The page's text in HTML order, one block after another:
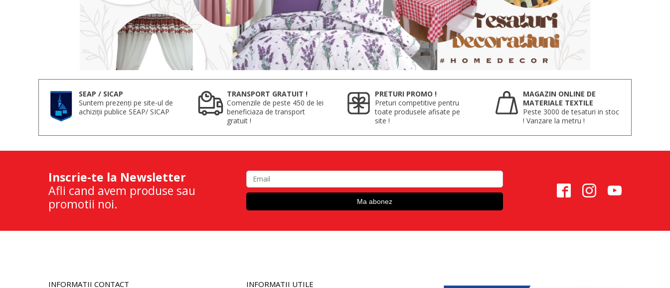
SEAP / SICAP
Suntem prezenți pe site-ul de
achiziții publice SEAP/ SICAP
TRANSPORT GRATUIT !
Comenzile de peste 450 de lei
beneficiaza de transport
gratuit !
PRETURI PROMO !
Preturi competitive pentru
toate produsele afisate pe
site !
MAGAZIN ONLINE DE
MATERIALE TEXTILE
Peste 3000 de tesaturi in stoc
! Vanzare la metru !
Inscrie-te la Newsletter
Afli cand avem produse sau
promotii noi.
INFORMATII CONTACT INFORMATII UTILE